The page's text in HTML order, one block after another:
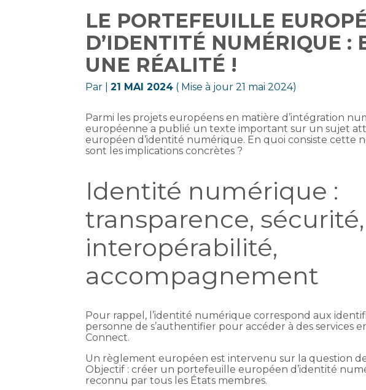
LE PORTEFEUILLE
D’IDENTITÉ NUMÉRIQUE :
UNE RÉALITÉ !
Par |21 MAI 2024 ( Mise à jour 21 mai 2024)
Parmi les projets européens en matière d’intégration
européenne a publié un texte important sur un sujet
européen d’identité numérique. En quoi consiste cette
sont les implications concrètes ?
Identité numérique :
transparence, sécurité,
interopérabilité,
accompagnement
Pour rappel, l’identité numérique correspond aux
personne de s’authentifier pour accéder à des services
Connect.
Un règlement européen est intervenu sur la question
Objectif : créer un portefeuille européen d’identité
reconnu par tous les États membres.